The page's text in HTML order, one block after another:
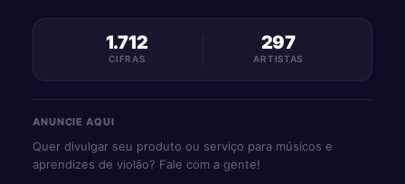
1.712
CIFRAS
297
ARTISTAS
ANUNCIE AQUI
Quer divulgar seu produto ou serviço para músicos e
aprendizes de violão? Fale com a gente!